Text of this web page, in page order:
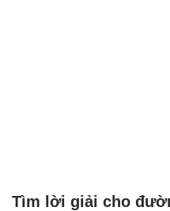
Tìm lời giải cho